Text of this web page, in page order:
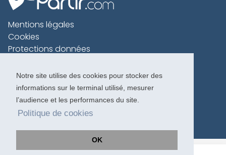
Notre site utilise des cookies pour stocker des
informations sur le terminal utilisé, mesurer
l’audience et les performances du site.
Politique de cookies
OK
Mentions légales
Cookies
Protections données
Charte voyageur
Copyright 1996-2026